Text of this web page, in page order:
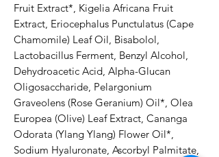
Fruit Extract*, Kigelia Africana Fruit
Extract, Eriocephalus Punctulatus (Cape
Chamomile) Leaf Oil, Bisabolol,
Lactobacillus Ferment, Benzyl Alcohol,
Dehydroacetic Acid, Alpha-Glucan
Oligosaccharide, Pelargonium
Graveolens (Rose Geranium) Oil*, Olea
Europea (Olive) Leaf Extract, Cananga
Odorata (Ylang Ylang) Flower Oil*,
Sodium Hyaluronate, Ascorbyl Palmitate,